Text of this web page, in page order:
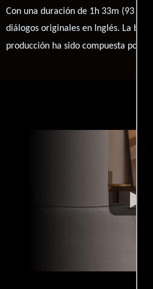
Con una duración de 1h 33m (93
diálogos originales en Inglés. La
producción ha sido compuesta por